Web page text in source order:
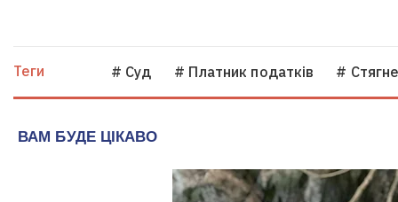
Теги # Суд # Платник податків #